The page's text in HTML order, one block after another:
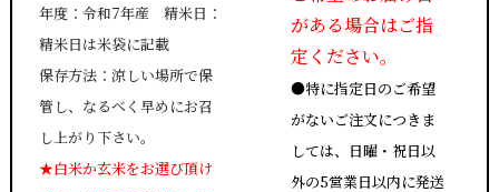
年度：令和7年産 精米日：
精米日は米袋に記載
保存方法：涼しい場所で保
管し、なるべく早めにお召
し上がり下さい。
★白米か玄米をお選び頂け
がある場合はご指
定ください。
●特に指定日のご希望
がないご注文につきま
しては、日曜・祝日以
外の5営業日以内に発送